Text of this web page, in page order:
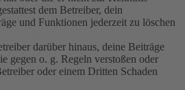
dem Betreiber, dein
und Funktionen jederzeit zu löschen
darüber hinaus, deine Beiträge
gegen o. g. Regeln verstoßen oder
oder einem Dritten Schaden